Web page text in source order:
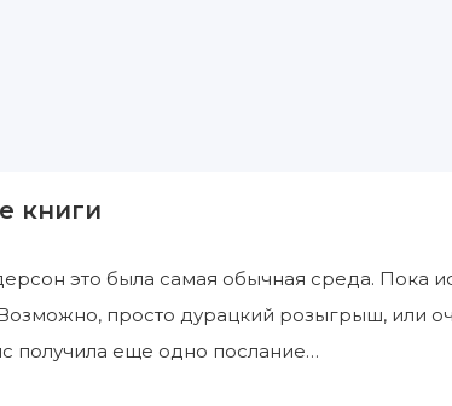
книги
это была самая обычная среда. Пока
просто дурацкий розыгрыш, или
получила еще одно послание…